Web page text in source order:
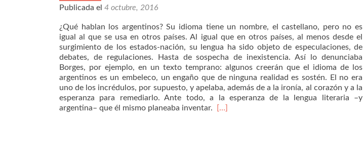
Publicada el 4 octubre, 2016
¿Qué hablan los argentinos? Su idioma tiene un nombre, el castellano, pero no es
igual al que se usa en otros países. Al igual que en otros países, al menos desde el
surgimiento de los estados-nación, su lengua ha sido objeto de especulaciones, de
debates, de regulaciones. Hasta de sospecha de inexistencia. Así lo denunciaba
Borges, por ejemplo, en un texto temprano: algunos creerán que el idioma de los
argentinos es un embeleco, un engaño que de ninguna realidad es sostén. El no era
uno de los incrédulos, por supuesto, y apelaba, además de a la ironía, al corazón y a la
esperanza para remediarlo. Ante todo, a la esperanza de la lengua literaria –y
argentina– que él mismo planeaba inventar.
[…]